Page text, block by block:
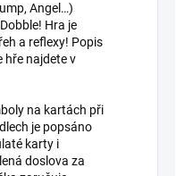
Angel…)
Hra je
a reflexy! Popis
hře najdete v
na kartách při
je popsáno
karty i
doslova za